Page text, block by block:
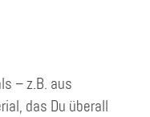
– z.B. aus
das Du überall